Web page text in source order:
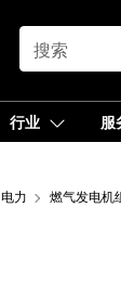
SEARCH
行业 服
电力 燃气发电机